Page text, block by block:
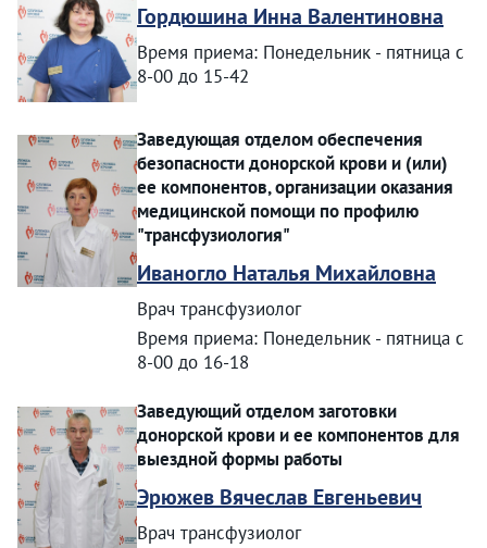
Гордюшина Инна Валентиновна
Время приема: Понедельник - пятница с
8-00 до 15-42
Заведующая отделом обеспечения
безопасности донорской крови и (или)
ее компонентов, организации оказания
медицинской помощи по профилю
"трансфузиология"
Иваногло Наталья Михайловна
Врач трансфузиолог
Время приема: Понедельник - пятница с
8-00 до 16-18
Заведующий отделом заготовки
донорской крови и ее компонентов для
выездной формы работы
Эрюжев Вячеслав Евгеньевич
Врач трансфузиолог